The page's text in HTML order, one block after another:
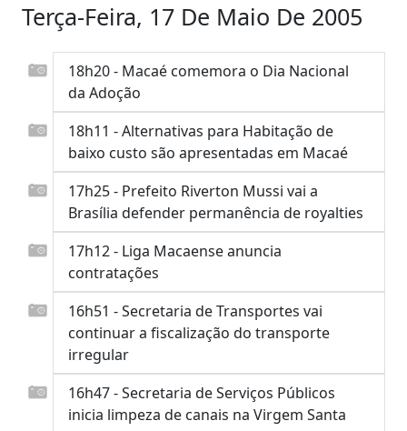
Terça-Feira, 17 De Maio De 2005
18h20 - Macaé comemora o Dia Nacional
da Adoção
18h11 - Alternativas para Habitação de
baixo custo são apresentadas em Macaé
17h25 - Prefeito Riverton Mussi vai a
Brasília defender permanência de royalties
17h12 - Liga Macaense anuncia
contratações
16h51 - Secretaria de Transportes vai
continuar a fiscalização do transporte
irregular
16h47 - Secretaria de Serviços Públicos
inicia limpeza de canais na Virgem Santa